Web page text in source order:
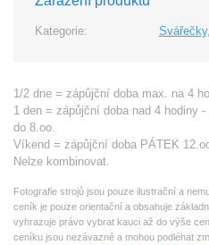
Kategorie:
1/2 dne = zápůjční doba max. na 4
1 den = zápůjční doba nad 4 hodiny
do 8.oo.
Víkend = zápůjční doba PÁTEK
Nelze kombinovat.
Fotografie strojů jsou pouze ilustrační a
ceník je pouze orientační a obsahuje
vyhrazuje právo vybrat kauci až do výše
ceníku jsou nezávazné a mohou podléhat